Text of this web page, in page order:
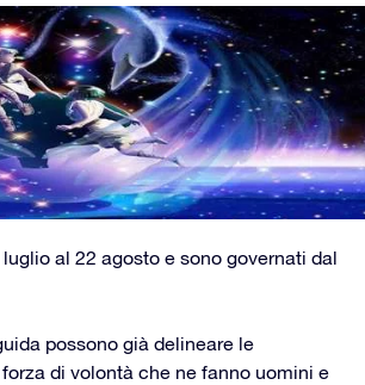
al 22 agosto e sono governati dal
possono già delineare le
di volontà che ne fanno uomini e